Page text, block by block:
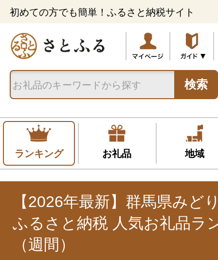
初めての方でも簡単！ふるさと納税サイト
検索
ランキング お礼品 地域
【2026年最新】群馬県みど
ふるさと納税 人気お礼品ラ
（週間）